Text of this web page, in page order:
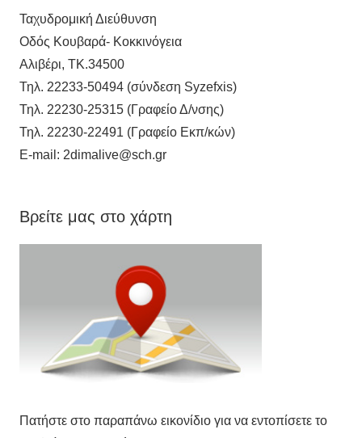
Ταχυδρομική Διεύθυνση
Οδός Κουβαρά- Κοκκινόγεια
Αλιβέρι, ΤΚ.34500
Τηλ. 22233-50494 (σύνδεση Syzefxis)
Τηλ. 22230-25315 (Γραφείο Δ/νσης)
Τηλ. 22230-22491 (Γραφείο Εκπ/κών)
E-mail: 2dimalive@sch.gr
Βρείτε μας στο χάρτη
Πατήστε στο παραπάνω εικονίδιο για να εντοπίσετε το